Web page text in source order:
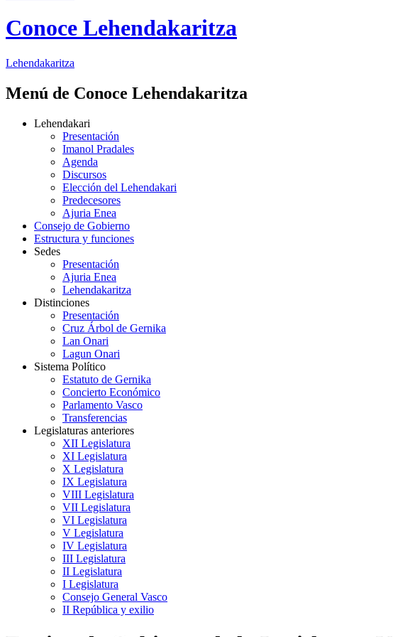
Conoce Lehendakaritza
Lehendakaritza
Menú de Conoce Lehendakaritza
Lehendakari
Presentación
Imanol Pradales
Agenda
Discursos
Elección del Lehendakari
Predecesores
Ajuria Enea
Consejo de Gobierno
Estructura y funciones
Sedes
Presentación
Ajuria Enea
Lehendakaritza
Distinciones
Presentación
Cruz Árbol de Gernika
Lan Onari
Lagun Onari
Sistema Político
Estatuto de Gernika
Concierto Económico
Parlamento Vasco
Transferencias
Legislaturas anteriores
XII Legislatura
XI Legislatura
X Legislatura
IX Legislatura
VIII Legislatura
VII Legislatura
VI Legislatura
V Legislatura
IV Legislatura
III Legislatura
II Legislatura
I Legislatura
Consejo General Vasco
II República y exilio